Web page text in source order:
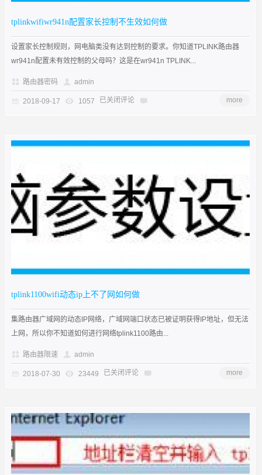
tplinkwifiwr941n配置家长控制不生效如何做
设置家长控制规则，网电脑类没有达到控制的要求。你知道TPLINK路由器
wr941n配置未有效控制的父母吗？这是在wr941n TPLINK...
路由器密码 admin
2018-09-17 1057 已关闭评论 more
tplink1100wifi动态ip上不了网如何做
集路由器广域网的动态IP网络，广域网端口状态已被证明获得IP地址，但无法
上网，所以你不知道如何进行网络tplink1100路由...
路由器限速 admin
2018-07-30 23449 已关闭评论 more